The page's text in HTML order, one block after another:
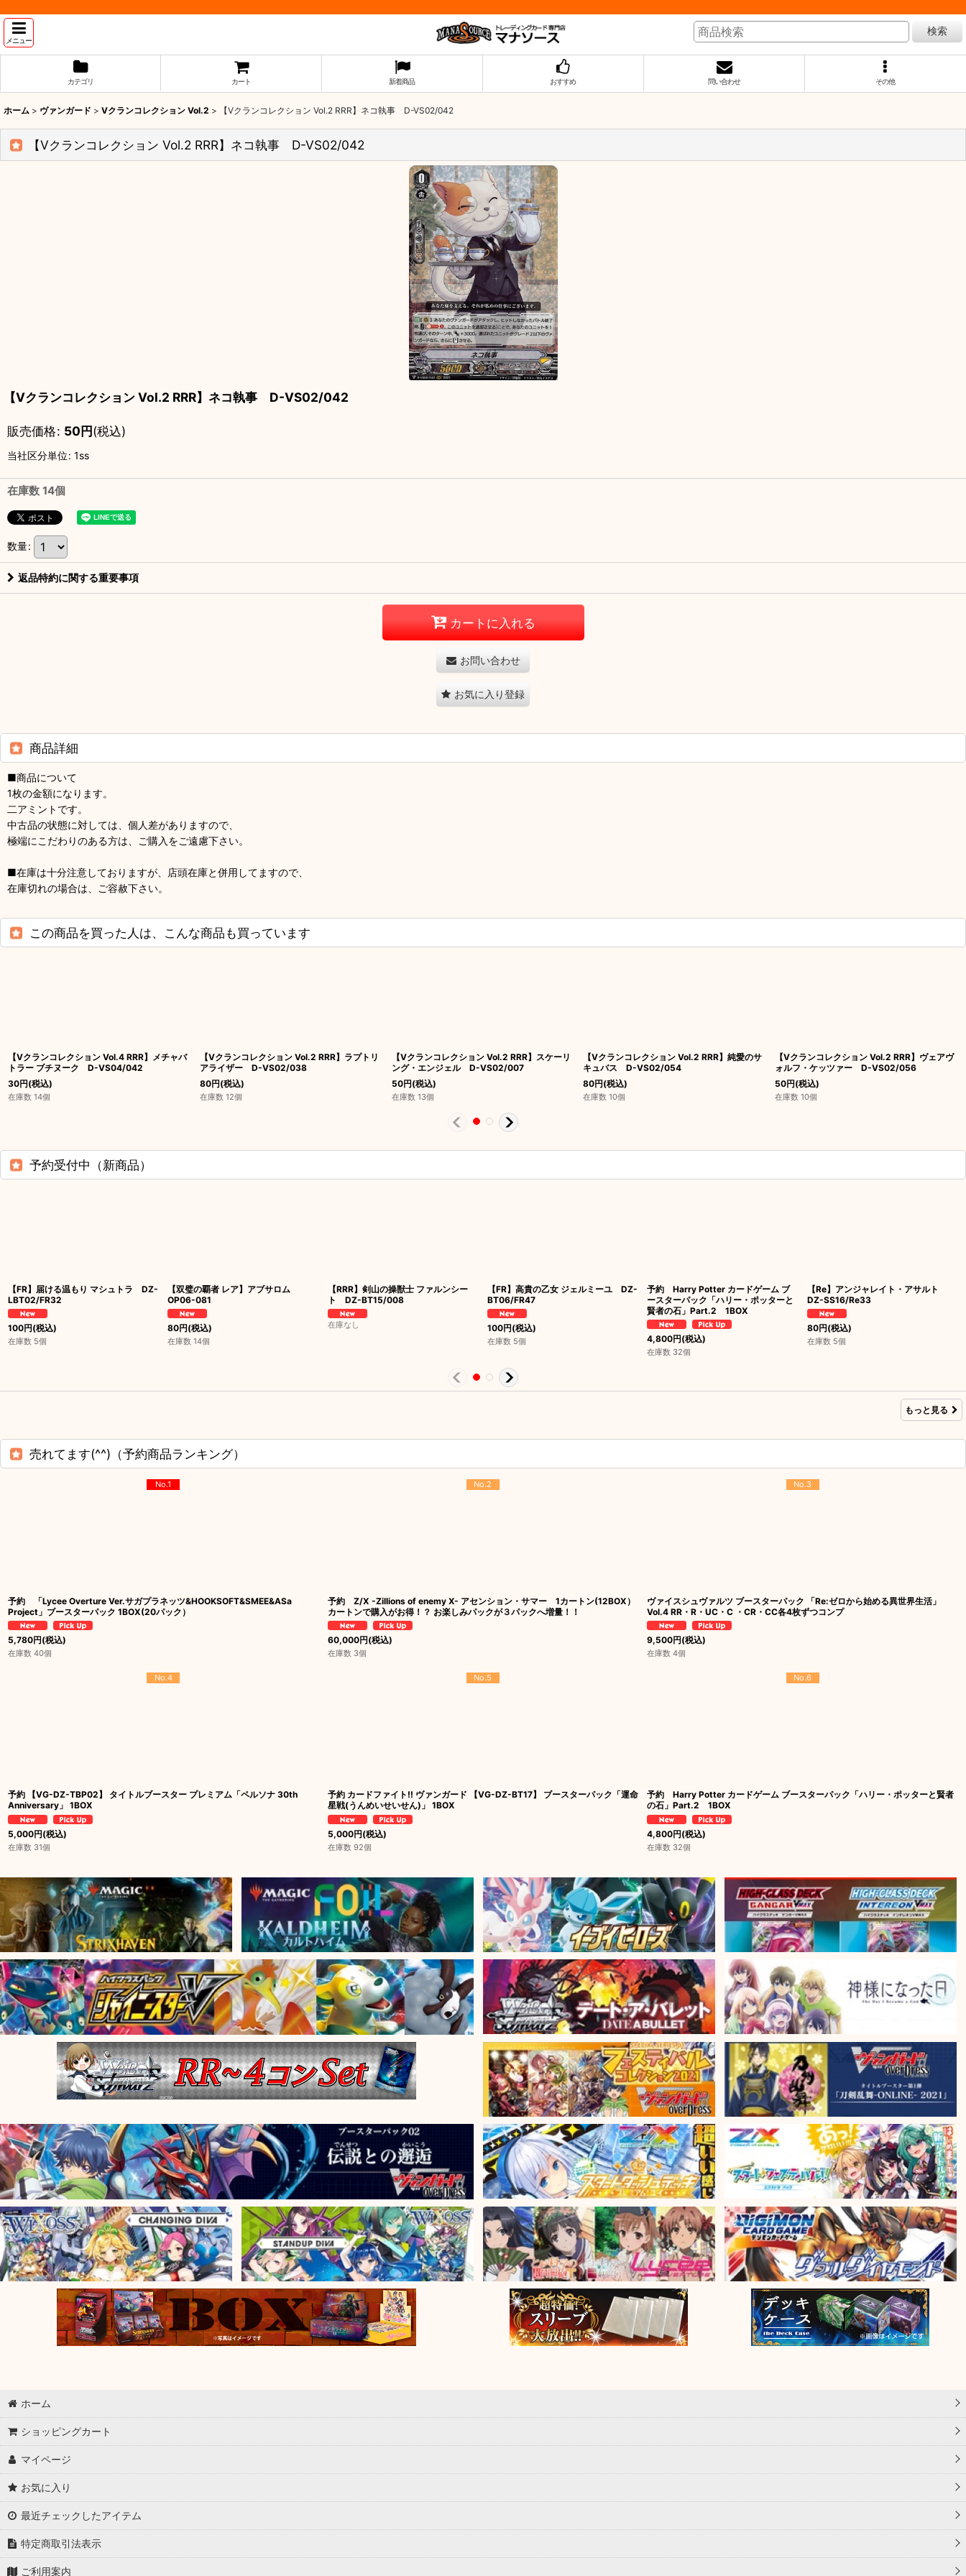
メニュー
検索
カテゴリ カート 新着商品 おすすめ 問い合わせ その他
ホーム > ヴァンガード > Vクランコレクション Vol.2 > 【Vクランコレクション Vol.2 RRR】ネコ執事 D-VS02/042
【Vクランコレクション Vol.2 RRR】ネコ執事 D-VS02/042
【Vクランコレクション Vol.2 RRR】ネコ執事 D-VS02/042
販売価格: 50円(税込)
当社区分単位: 1ss
在庫数 14個
数量:
返品特約に関する重要事項
カートに入れる
お問い合わせ
お気に入り登録
商品詳細
■商品について
1枚の金額になります。
二アミントです。
中古品の状態に対しては、個人差がありますので、
極端にこだわりのある方は、ご購入をご遠慮下さい。
■在庫は十分注意しておりますが、店頭在庫と併用してますので、
在庫切れの場合は、ご容赦下さい。
この商品を買った人は、こんな商品も買っています
【Vクランコレクション Vol.4 RRR】メチャバ
トラー ブチヌーク D-VS04/042
30円(税込)
在庫数 14個
【Vクランコレクション Vol.2 RRR】ラプトリ
アライザー D-VS02/038
80円(税込)
在庫数 12個
【Vクランコレクション Vol.2 RRR】スケーリ
ング・エンジェル D-VS02/007
50円(税込)
在庫数 13個
【Vクランコレクション Vol.2 RRR】純愛のサ
キュバス D-VS02/054
80円(税込)
在庫数 10個
【Vクランコレクション Vol.2 RRR】ヴェアヴ
ォルフ・ケッツァー D-VS02/056
50円(税込)
在庫数 10個
予約受付中（新商品）
【FR】届ける温もり マシュトラ DZ-
LBT02/FR32
100円(税込)
在庫数 5個
【双璧の覇者 レア】アブサロム
OP06-081
80円(税込)
在庫数 14個
【RRR】剣山の操獣士 ファルンシー
ト DZ-BT15/008
在庫なし
【FR】高貴の乙女 ジェルミーユ DZ-
BT06/FR47
100円(税込)
在庫数 5個
予約 Harry Potter カードゲーム ブ
ースターパック「ハリー・ポッターと
賢者の石」Part.2 1BOX
4,800円(税込)
在庫数 32個
【Re】アンジャレイト・アサルト
DZ-SS16/Re33
80円(税込)
在庫数 5個
もっと見る
売れてます(^^)（予約商品ランキング）
No.1
予約 「Lycee Overture Ver.サガプラネッツ&HOOKSOFT&SMEE&ASa
Project」ブースターパック 1BOX(20パック）
5,780円(税込)
在庫数 40個
No.2
予約 Z/X -Zillions of enemy X- アセンション・サマー 1カートン(12BOX）
カートンで購入がお得！？ お楽しみパックが３パックへ増量！！
60,000円(税込)
在庫数 3個
No.3
ヴァイスシュヴァルツ ブースターパック 「Re:ゼロから始める異世界生活」
Vol.4 RR・R・UC・C ・CR・CC各4枚ずつコンプ
9,500円(税込)
在庫数 4個
No.4
予約 【VG-DZ-TBP02】 タイトルブースター プレミアム「ペルソナ 30th
Anniversary」 1BOX
5,000円(税込)
在庫数 31個
No.5
予約 カードファイト!! ヴァンガード 【VG-DZ-BT17】 ブースターパック「運命
星戦(うんめいせいせん)」 1BOX
5,000円(税込)
在庫数 92個
No.6
予約 Harry Potter カードゲーム ブースターパック「ハリー・ポッターと賢者
の石」Part.2 1BOX
4,800円(税込)
在庫数 32個
ホーム
ショッピングカート
マイページ
お気に入り
最近チェックしたアイテム
特定商取引法表示
ご利用案内